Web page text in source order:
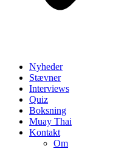
Nyheder
Stævner
Interviews
Quiz
Boksning
Muay Thai
Kontakt
Om